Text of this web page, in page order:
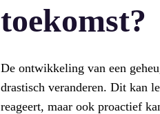
toekomst?
De ontwikkeling van een
drastisch veranderen. Dit kan
reageert, maar ook proactief